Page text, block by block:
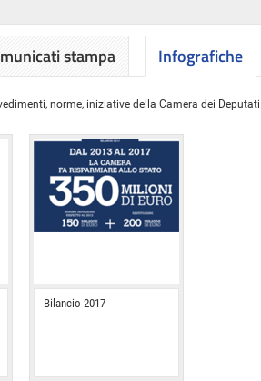
stampa Infografiche
norme, iniziative della Camera dei
Bilancio 2017